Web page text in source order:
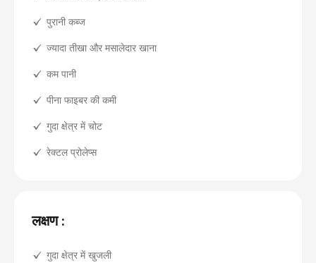
पुरानी कब्ज
ज्यादा तीखा और मसालेदार खाना
कम पानी
पीना फाइबर की कमी
गुदा क्षेत्र में चोट
रेक्टल प्रोलेप्स
लक्षण :
गुदा क्षेत्र में खुजली